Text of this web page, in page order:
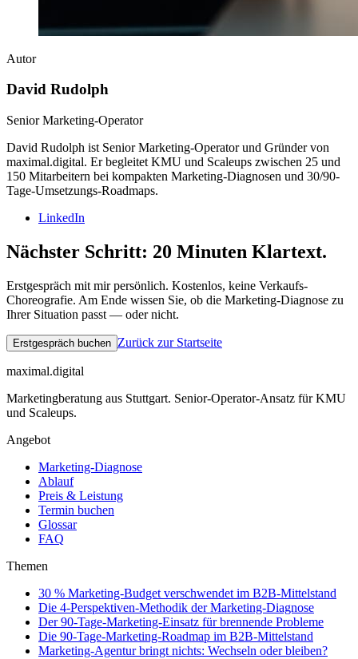
Autor
David Rudolph
Senior Marketing-Operator
David Rudolph ist Senior Marketing-Operator und Gründer von
maximal.digital. Er begleitet KMU und Scaleups zwischen 25 und
150 Mitarbeitern bei kompakten Marketing-Diagnosen und 30/90-
Tage-Umsetzungs-Roadmaps.
LinkedIn
Nächster Schritt: 20 Minuten Klartext.
Erstgespräch mit mir persönlich. Kostenlos, keine Verkaufs-
Choreografie. Am Ende wissen Sie, ob die Marketing-Diagnose zu
Ihrer Situation passt — oder nicht.
Erstgespräch buchen Zurück zur Startseite
maximal.digital
Marketingberatung aus Stuttgart. Senior-Operator-Ansatz für KMU
und Scaleups.
Angebot
Marketing-Diagnose
Ablauf
Preis & Leistung
Termin buchen
Glossar
FAQ
Themen
30 % Marketing-Budget verschwendet im B2B-Mittelstand
Die 4-Perspektiven-Methodik der Marketing-Diagnose
Der 90-Tage-Marketing-Einsatz für brennende Probleme
Die 90-Tage-Marketing-Roadmap im B2B-Mittelstand
Marketing-Agentur bringt nichts: Wechseln oder bleiben?